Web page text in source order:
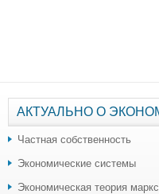
АКТУАЛЬНО О
Частная собственность
Экономические системы
Экономическая теория